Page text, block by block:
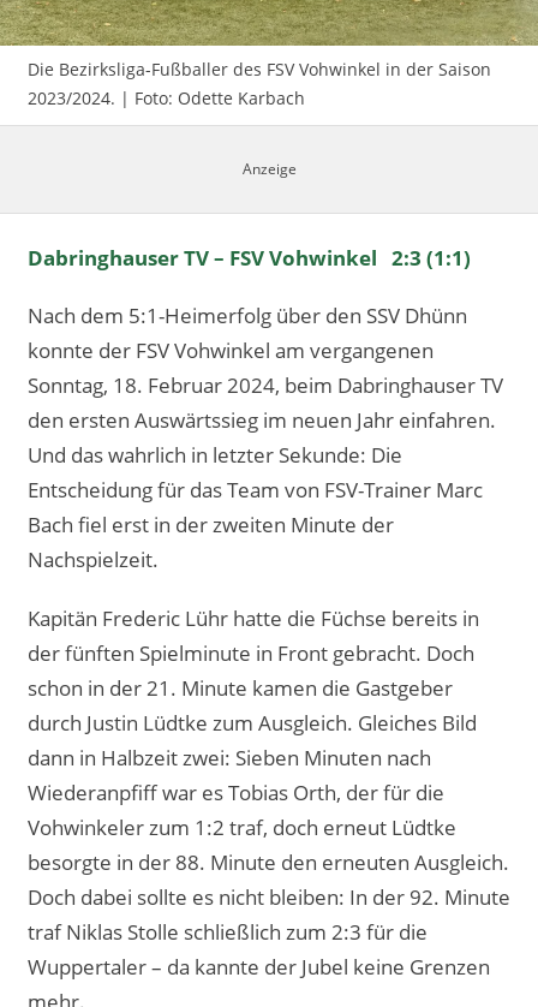
Die Bezirksliga-Fußballer des FSV Vohwinkel in der Saison
2023/2024. | Foto: Odette Karbach
Dabringhauser TV – FSV Vohwinkel 2:3 (1:1)
Nach dem 5:1-Heimerfolg über den SSV Dhünn
konnte der FSV Vohwinkel am vergangenen
Sonntag, 18. Februar 2024, beim Dabringhauser TV
den ersten Auswärtssieg im neuen Jahr einfahren.
Und das wahrlich in letzter Sekunde: Die
Entscheidung für das Team von FSV-Trainer Marc
Bach fiel erst in der zweiten Minute der
Nachspielzeit.
Kapitän Frederic Lühr hatte die Füchse bereits in
der fünften Spielminute in Front gebracht. Doch
schon in der 21. Minute kamen die Gastgeber
durch Justin Lüdtke zum Ausgleich. Gleiches Bild
dann in Halbzeit zwei: Sieben Minuten nach
Wiederanpfiff war es Tobias Orth, der für die
Vohwinkeler zum 1:2 traf, doch erneut Lüdtke
besorgte in der 88. Minute den erneuten Ausgleich.
Doch dabei sollte es nicht bleiben: In der 92. Minute
traf Niklas Stolle schließlich zum 2:3 für die
Wuppertaler – da kannte der Jubel keine Grenzen
mehr.